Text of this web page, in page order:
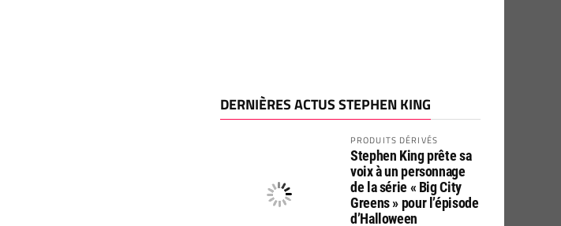
DERNIÈRES ACTUS STEPHEN KING
PRODUITS DÉRIVÉS
Stephen King prête sa
voix à un personnage
de la série « Big City
Greens » pour l’épisode
d’Halloween